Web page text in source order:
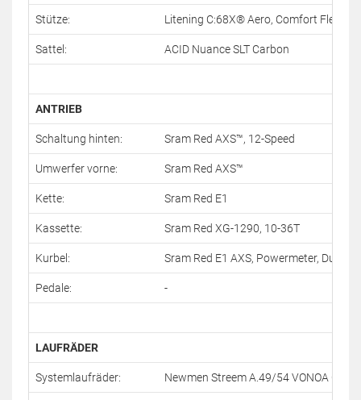
Stütze: Litening C:68X® Aero, Comfort Flex
Sattel: ACID Nuance SLT Carbon
ANTRIEB
Schaltung hinten: Sram Red AXS™, 12-Speed
Umwerfer vorne: Sram Red AXS™
Kette: Sram Red E1
Kassette: Sram Red XG-1290, 10-36T
Kurbel: Sram Red E1 AXS, Powermeter, Dub,
Pedale: -
LAUFRÄDER
Systemlaufräder: Newmen Streem A.49/54 VONOA